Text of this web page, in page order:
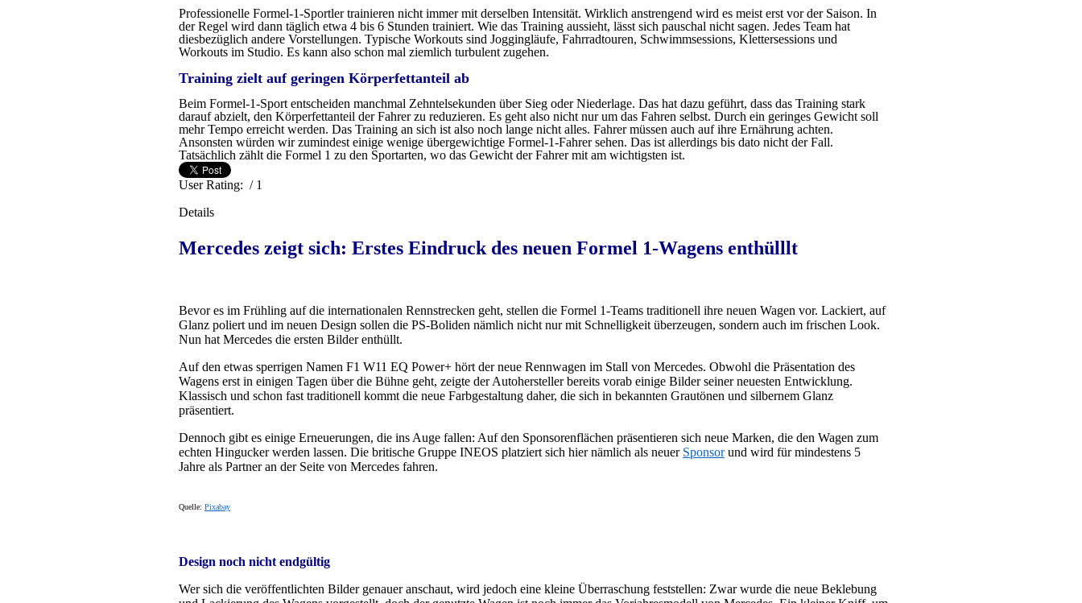
Professionelle Formel-1-Sportler trainieren nicht immer mit derselben Intensität. Wirklich anstrengend wird es meist erst vor der Saison. In
der Regel wird dann täglich etwa 4 bis 6 Stunden trainiert. Wie das Training aussieht, lässt sich pauschal nicht sagen. Jedes Team hat
diesbezüglich andere Vorstellungen. Typische Workouts sind Joggingläufe, Fahrradtouren, Schwimmsessions, Klettersessions und
Workouts im Studio. Es kann also schon mal ziemlich turbulent zugehen.
Training zielt auf geringen Körperfettanteil ab
Beim Formel-1-Sport entscheiden manchmal Zehntelsekunden über Sieg oder Niederlage. Das hat dazu geführt, dass das Training stark
darauf abzielt, den Körperfettanteil der Fahrer zu reduzieren. Es geht also nicht nur um das Fahren selbst. Durch ein geringes Gewicht soll
mehr Tempo erreicht werden. Das Training an sich ist also noch lange nicht alles. Fahrer müssen auch auf ihre Ernährung achten.
Ansonsten würden wir zumindest einige wenige übergewichtige Formel-1-Fahrer sehen. Das ist allerdings bis dato nicht der Fall.
Tatsächlich zählt die Formel 1 zu den Sportarten, wo das Gewicht der Fahrer mit am wichtigsten ist.
User Rating: / 1
Details
Mercedes zeigt sich: Erstes Eindruck des neuen Formel 1-Wagens enthülllt
Bevor es im Frühling auf die internationalen Rennstrecken geht, stellen die Formel 1-Teams traditionell ihre neuen Wagen vor. Lackiert, auf
Glanz poliert und im neuen Design sollen die PS-Boliden nämlich nicht nur mit Schnelligkeit überzeugen, sondern auch im frischen Look.
Nun hat Mercedes die ersten Bilder enthüllt.
Auf den etwas sperrigen Namen F1 W11 EQ Power+ hört der neue Rennwagen im Stall von Mercedes. Obwohl die Präsentation des
Wagens erst in einigen Tagen über die Bühne geht, zeigte der Autohersteller bereits vorab einige Bilder seiner neuesten Entwicklung.
Klassisch und schon fast traditionell kommt die neue Farbgestaltung daher, die sich in bekannten Grautönen und silbernem Glanz
präsentiert.
Dennoch gibt es einige Erneuerungen, die ins Auge fallen: Auf den Sponsorenflächen präsentieren sich neue Marken, die den Wagen zum
echten Hingucker werden lassen. Die britische Gruppe INEOS platziert sich hier nämlich als neuer Sponsorund wird für mindestens 5
Jahre als Partner an der Seite von Mercedes fahren.
Quelle: Pixabay
Design noch nicht endgültig
Wer sich die veröffentlichten Bilder genauer anschaut, wird jedoch eine kleine Überraschung feststellen: Zwar wurde die neue Beklebung